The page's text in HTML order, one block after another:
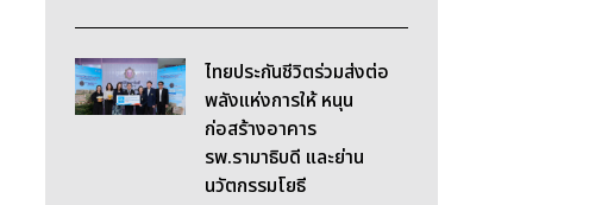
ไทยประกันชีวิตร่วมส่งต่อ
พลังแห่งการให้ หนุน
ก่อสร้างอาคาร
รพ.รามาธิบดี และย่าน
นวัตกรรมโยธี